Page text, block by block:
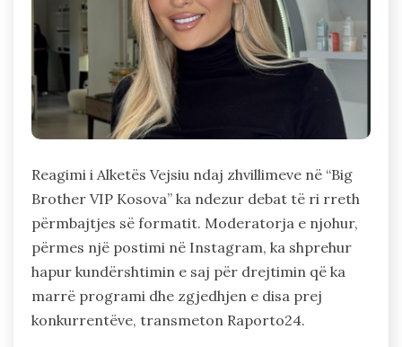
Reagimi i Alketës Vejsiu ndaj zhvillimeve në “Big
Brother VIP Kosova” ka ndezur debat të ri rreth
përmbajtjes së formatit. Moderatorja e njohur,
përmes një postimi në Instagram, ka shprehur
hapur kundërshtimin e saj për drejtimin që ka
marrë programi dhe zgjedhjen e disa prej
konkurrentëve, transmeton Raporto24.